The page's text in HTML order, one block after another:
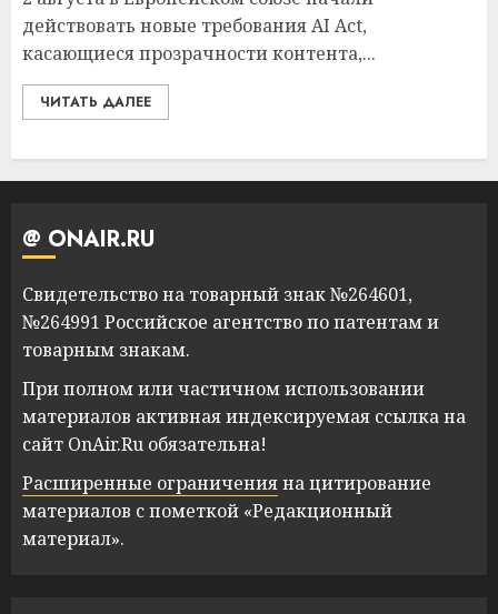
действовать новые требования AI Act,
касающиеся прозрачности контента,...
ЧИТАТЬ ДАЛЕЕ
@ ONAIR.RU
Свидетельство на товарный знак №264601,
№264991 Российское агентство по патентам и
товарным знакам.
При полном или частичном использовании
материалов активная индексируемая ссылка на
сайт OnAir.Ru обязательна!
Расширенные ограниченияна цитирование
материалов с пометкой «Редакционный
материал».